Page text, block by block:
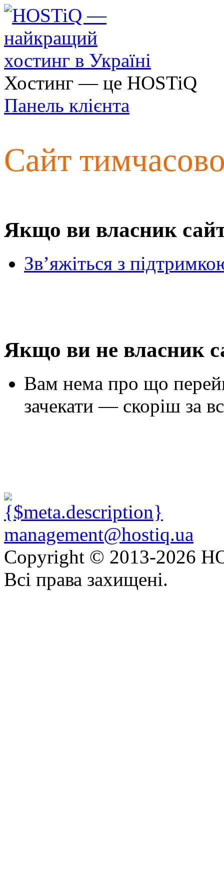
Хостинг — це HOSTiQ
Панель клієнта
Сайт
Якщо ви власник
Зв’яжіться з
Якщо ви не власник
Вам нема про що
зачекати — скоріш за
management@hostiq.ua
Copyright © 2013-2026
Всі права захищені.